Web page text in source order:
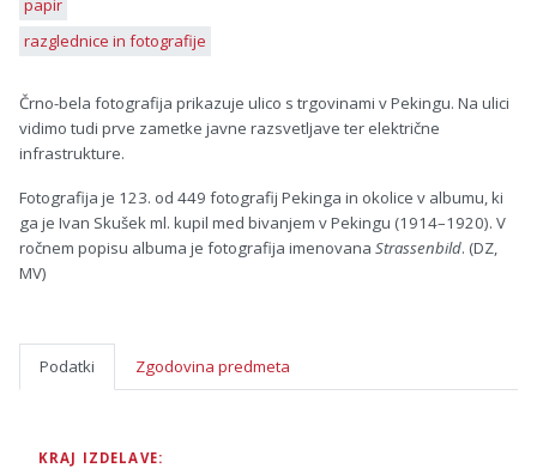
razglednice in fotografije
Črno-bela fotografija prikazuje ulico s trgovinami v Pekingu. Na ulici
vidimo tudi prve zametke javne razsvetljave ter električne
infrastrukture.
Fotografija je 123. od 449 fotografij Pekinga in okolice v albumu, ki
ga je Ivan Skušek ml. kupil med bivanjem v Pekingu (1914–1920). V
ročnem popisu albuma je fotografija imenovana Strassenbild. (DZ,
MV)
Podatki Zgodovina predmeta
KRAJ IZDELAVE: